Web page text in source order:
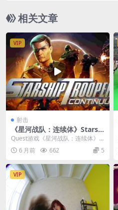
相关文章
VIP
射击
《星河战队：连续体》Starshi
p Troopers- Continuum
Quest游戏《星河战队：连续体》St
arship Troopers- Cont...
6 月前 662 5
VIP